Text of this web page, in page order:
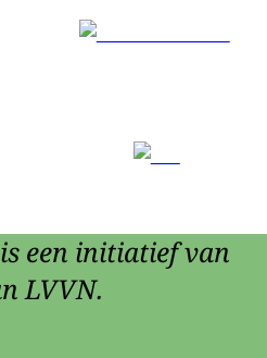
een initiatief van
LVVN.